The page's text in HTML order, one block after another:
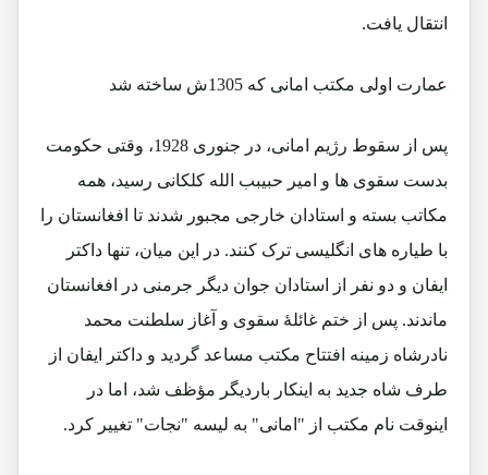
انتقال یافت.
عمارت اولی مکتب امانی که 1305ش ساخته شد
پس از سقوط رژیم امانی، در جنوری 1928، وقتی حکومت
بدست سقوی ها و امیر حبیبب الله کلکانی رسید، همه
مکاتب بسته و استادان خارجى مجبور شدند تا افغانستان را
با طیاره های انگليسی ترک کنند. در این میان، تنها داکتر
ایفان و دو نفر از استادان جوان ديگر جرمنی در افغانستان
ماندند. پس از ختم غائلۀ سقوی و آغاز سلطنت محمد
نادرشاه زمینه افتتاح مکتب مساعد گردید و داکتر ایفان از
طرف شاه جدید به اینکار باردیگر مؤظف شد، اما در
اینوقت نام مکتب از "امانی" به لیسه "نجات" تغییر کرد.